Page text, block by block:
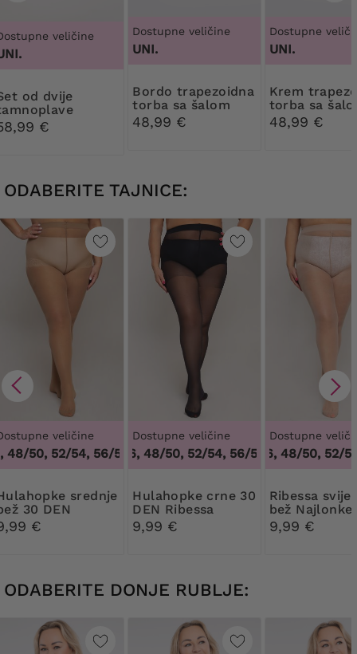
veličine
€
Dostupne veličine
UNI.
Bordo trapezoidna
torba sa šalom
48,99 €
Dostupne
UNI.
Krem trapezoidna
torba sa
48,99 €
ODABERITE TAJNICE:
veličine
50, 52/54, 56/58, 60/62,44/46, 48/50, 52/54, 56/58,
30 DEN
€
Dostupne veličine
44/46, 48/50, 52/54, 56/58, 60/62,44/46,
Hulahopke crne 30
DEN Ribessa
9,99 €
Dostupne
44/46, 48/50, 52/
Ribessa svijetlo
bež Najlonke
DEN
9,99 €
ODABERITE DONJE RUBLJE: